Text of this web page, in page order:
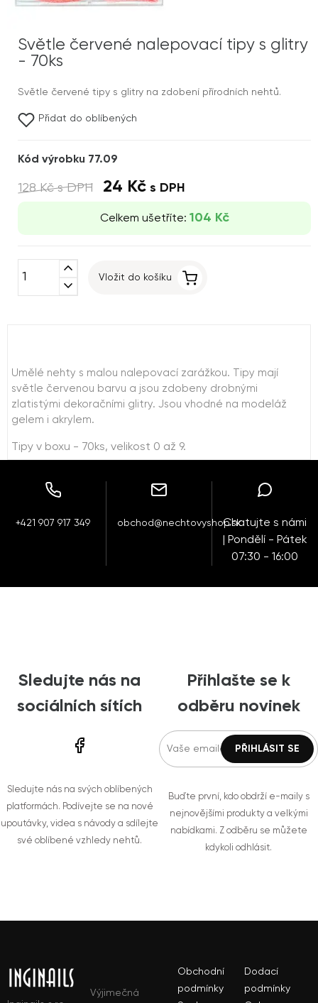
Světle červené nalepovací tipy s glitry
- 70ks
Světle červené tipy s glitry na zdobení přírodních nehtů.
Přidat do oblíbených
Kód výrobku 77.09
128 Kčs DPH 24 Kč s DPH
Celkem ušetříte: 104 Kč
expand_less
expand_more
Vložit do košíku
Umělé nehty s malou nalepovací zarážkou. Tipy mají
světle červenou barvu a jsou zdobeny drobnými
zlatistými dekoračními glitry. Jsou vhodné na modeláž
gelem i akrylem.
Tipy v boxu - 70ks, velikost 0 až 9.
+421 907 917 349 obchod@nechtovyshop.skChatujte s námi
| Pondělí - Pátek
07:30 - 16:00
Sledujte nás na
sociálních sítích
Sledujte nás na svých oblíbených
platformách. Podívejte se na nové
upoutávky, videa s návody a sdílejte
své oblíbené vzhledy nehtů.
Přihlašte se k
odběru novinek
Buďte první, kdo obdrží e-maily s
nejnovějšími produkty a velkými
nabídkami. Z odběru se můžete
kdykoli odhlásit.
Výjimečná
Obchodní
podmínky
Dodací
podmínky